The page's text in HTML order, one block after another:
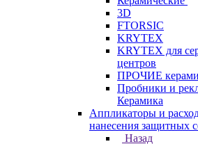
3D
FTORSIC
KRYTEX
KRYTEX для
центров
ПРОЧИЕ
Пробники и
Керамика
Аппликаторы и
нанесения защитных
Назад